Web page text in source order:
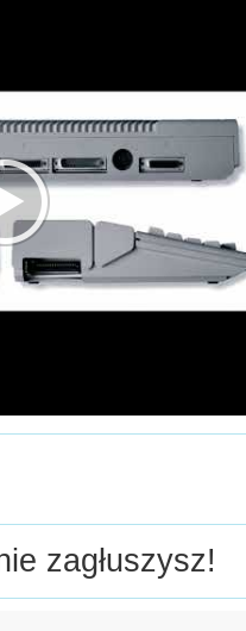
zagłuszysz!